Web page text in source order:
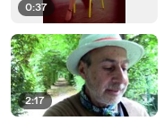
0:37
2:17